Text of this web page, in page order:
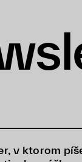
v ktorom